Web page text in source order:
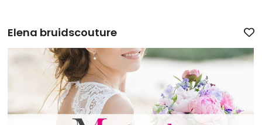
Elena bruidscouture